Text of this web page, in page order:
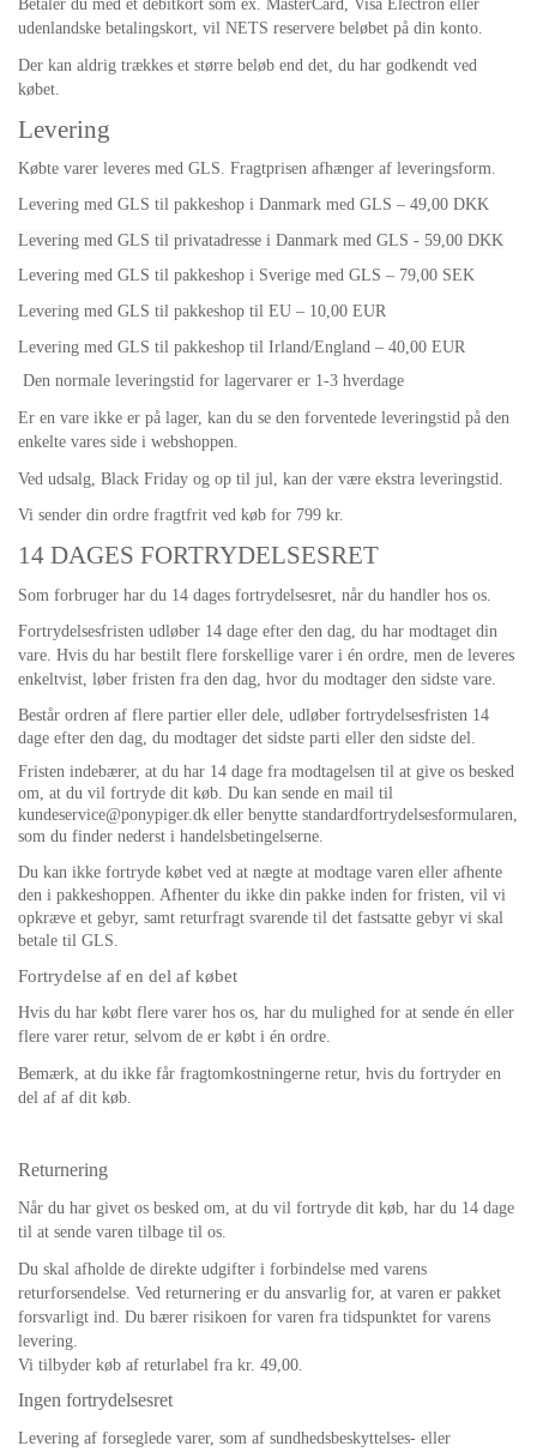
Betaler du med et debitkort som ex. MasterCard, Visa Electron eller
udenlandske betalingskort, vil NETS reservere beløbet på din konto.
Der kan aldrig trækkes et større beløb end det, du har godkendt ved
købet.
Levering
Købte varer leveres med GLS. Fragtprisen afhænger af leveringsform.
Levering med GLS til pakkeshop i Danmark med GLS – 49,00 DKK
Levering med GLS til privatadresse i Danmark med GLS - 59,00 DKK
Levering med GLS til pakkeshop i Sverige med GLS – 79,00 SEK
Levering med GLS til pakkeshop til EU – 10,00 EUR
Levering med GLS til pakkeshop til Irland/England – 40,00 EUR
Den normale leveringstid for lagervarer er 1-3 hverdage
Er en vare ikke er på lager, kan du se den forventede leveringstid på den
enkelte vares side i webshoppen.
Ved udsalg, Black Friday og op til jul, kan der være ekstra leveringstid.
Vi sender din ordre fragtfrit ved køb for 799 kr.
14 DAGES FORTRYDELSESRET
Som forbruger har du 14 dages fortrydelsesret, når du handler hos os.
Fortrydelsesfristen udløber 14 dage efter den dag, du har modtaget din
vare. Hvis du har bestilt flere forskellige varer i én ordre, men de leveres
enkeltvist, løber fristen fra den dag, hvor du modtager den sidste vare.
Består ordren af flere partier eller dele, udløber fortrydelsesfristen 14
dage efter den dag, du modtager det sidste parti eller den sidste del.
Fristen indebærer, at du har 14 dage fra modtagelsen til at give os besked
om, at du vil fortryde dit køb. Du kan sende en mail til
kundeservice@ponypiger.dk eller benytte standardfortrydelsesformularen,
som du finder nederst i handelsbetingelserne.
Du kan ikke fortryde købet ved at nægte at modtage varen eller afhente
den i pakkeshoppen. Afhenter du ikke din pakke inden for fristen, vil vi
opkræve et gebyr, samt returfragt svarende til det fastsatte gebyr vi skal
betale til GLS.
Fortrydelse af en del af købet
Hvis du har købt flere varer hos os, har du mulighed for at sende én eller
flere varer retur, selvom de er købt i én ordre.
Bemærk, at du ikke får fragtomkostningerne retur, hvis du fortryder en
del af af dit køb.
Returnering
Når du har givet os besked om, at du vil fortryde dit køb, har du 14 dage
til at sende varen tilbage til os.
Du skal afholde de direkte udgifter i forbindelse med varens
returforsendelse. Ved returnering er du ansvarlig for, at varen er pakket
forsvarligt ind. Du bærer risikoen for varen fra tidspunktet for varens
levering.
Vi tilbyder køb af returlabel fra kr. 49,00.
Ingen fortrydelsesret
Levering af forseglede varer, som af sundhedsbeskyttelses- eller